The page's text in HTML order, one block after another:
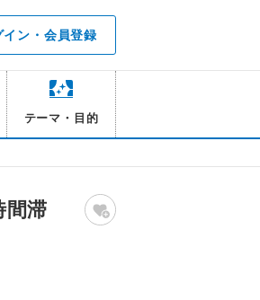
イン・会員登録
テーマ・目的
間滞